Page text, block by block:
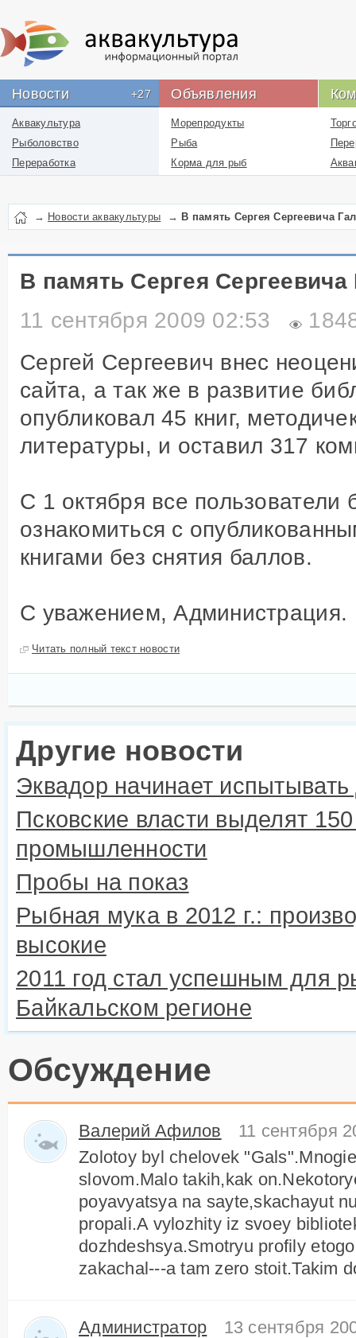
Новости +27 Объявления
Аквакультура
Рыболовство
Переработка
Морепродукты
Рыба
Корма для рыб
Лекарства
Перевозка
Работа
Литература
Другое
Оборудование
Недвижимость
Образование
для
→ Новости аквакультуры → В память Сергея Сергеевича
В память Сергея
11 сентября 2009 02:53
Сергей Сергеевич внес
сайта, а так же в развитие
опубликовал 45 книг,
литературы, и оставил 317
С 1 октября все пользователи
ознакомиться с
книгами без снятия баллов.
С уважением, Администрация.
Читать полный текст новости
Другие новости
Эквадор начинает
Псковские власти выделят
промышленности
Пробы на показ
Рыбная мука в 2012 г.:
высокие
2011 год стал успешным для
Байкальском регионе
Обсуждение
Валерий Афилов
11 сентября
Zolotoy byl chelovek
slovom.Malo takih,kak
poyavyatsya na sayte,skachayut
propali.A vylozhity iz svoey
dozhdeshsya.Smotryu profily
zakachal---a tam zero stoit.Takim
Администратор
13 сентября